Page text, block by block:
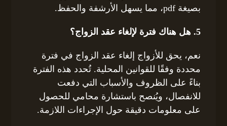
بصيغة pdf، مما يسهل الأرشفة والحفظ.
5. هل هناك فترة لإلغاء عقد الزواج؟
نعم، يحق للأزواج إلغاء عقد الزواج في فترة
محددة وفقًا للقوانين المحلية. تُحدد هذه الفترة
بناءً على الظروف والأسباب التي دفعت
للانفصال، ويُنصح باستشارة محامي للحصول
على معلومات دقيقة حول الإجراءات اللازمة.